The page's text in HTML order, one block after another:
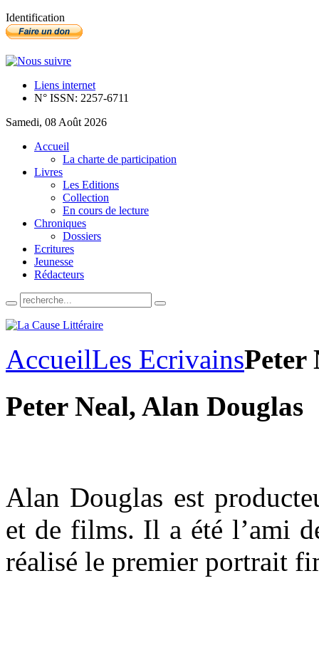
Identification
Liens internet
N° ISSN: 2257-6711
Samedi, 08 Août 2026
Accueil
La charte de participation
Livres
Les Editions
Collection
En cours de lecture
Chroniques
Dossiers
Ecritures
Jeunesse
Rédacteurs
AccueilLes EcrivainsPeter
Peter Neal, Alan Douglas
Alan Douglas est
et de films. Il a été l’ami
réalisé le premier portrait